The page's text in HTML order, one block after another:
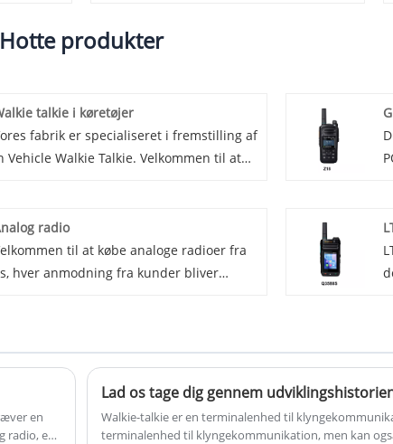
Hotte produkter
talkie i køretøjer
fabrik er specialiseret i fremstilling af
Vehicle Walkie Talkie. Velkommen til at
for 24 timer. In Vehicle Walkie Talkie
en trådløs walkie-talkie rettet mod
Den består hovedsageligt af to
analog teknologi, hvilket giver mulighed for
stemmekommunikation af høj kvalitet.
-
radio
til at købe analoge radioer fra
hver anmodning fra kunder bliver
en
radio, en
Lad os tage dig gennem
Walkie-talkie er en terminalenhed til
terminalenhed til klyngekommunikation, men kan